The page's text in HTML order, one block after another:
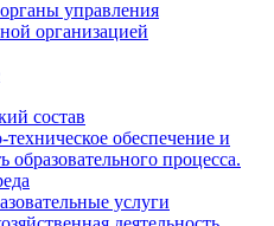
управления
организацией
состав
обеспечение и
образовательного процесса.
услуги